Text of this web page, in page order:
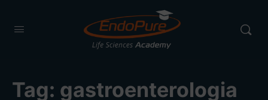
Tag: gastroenterologia